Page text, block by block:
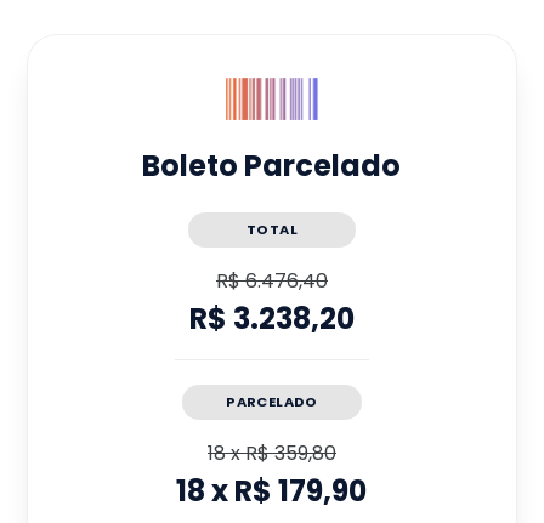
Boleto Parcelado
TOTAL
R$ 6.476,40
R$ 3.238,20
PARCELADO
18xR$ 359,80
18xR$ 179,90